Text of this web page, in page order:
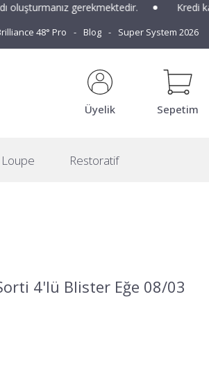
gerekmektedir. Kredi
48° Pro Blog Super System 2026
Üyelik Sepetim
Restoratif
4'lü Blister Eğe 08/03